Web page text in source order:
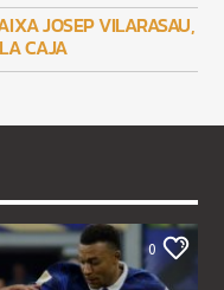
JOSEP VILARASAU,
CAJA
0